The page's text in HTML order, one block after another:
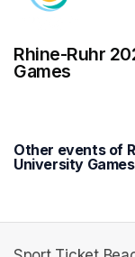
Rhine-Ruhr
Games
Other events of
University Games